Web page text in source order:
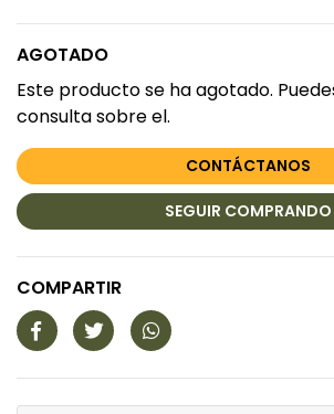
AGOTADO
Este producto se ha agotado.
consulta sobre el.
CONTÁCTANOS
SEGUIR COMPRANDO
COMPARTIR